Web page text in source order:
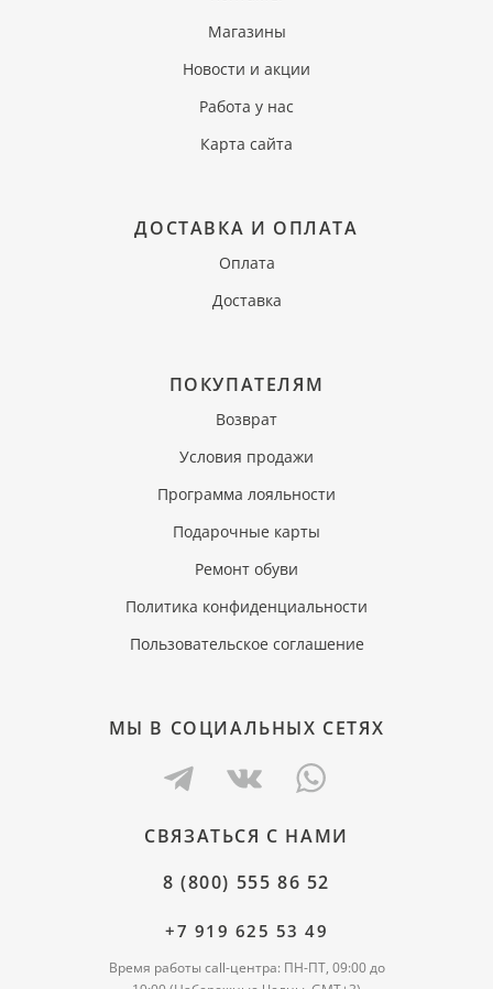
Магазины
Новости и акции
Работа у нас
Карта сайта
ДОСТАВКА И ОПЛАТА
Оплата
Доставка
ПОКУПАТЕЛЯМ
Возврат
Условия продажи
Программа лояльности
Подарочные карты
Ремонт обуви
Политика конфиденциальности
Пользовательское соглашение
МЫ В СОЦИАЛЬНЫХ СЕТЯХ
СВЯЗАТЬСЯ С НАМИ
8 (800) 555 86 52
+7 919 625 53 49
Время работы call-центра: ПН-ПТ, 09:00 до